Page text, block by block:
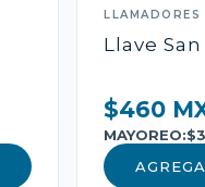
LLAMADORES
Llave
$460
MAYOREO: